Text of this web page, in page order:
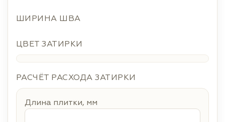
ШИРИНА ШВА
ЦВЕТ ЗАТИРКИ
РАСЧЁТ РАСХОДА ЗАТИРКИ
Длина плитки, мм